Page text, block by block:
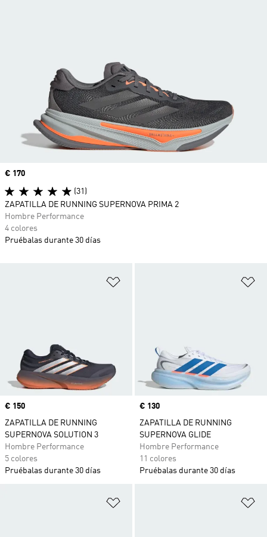
Precio
€ 150
ZAPATILLA DE RUNNING
SUPERNOVA SOLUTION 3
Hombre Performance
5 colores
Pruébalas durante 30 días
Precio
€ 130
ZAPATILLA DE RUNNING
SUPERNOVA GLIDE
Hombre Performance
11 colores
Pruébalas durante 30 días
Precio
€ 170
(31)
ZAPATILLA DE RUNNING SUPERNOVA PRIMA 2
Hombre Performance
4 colores
Pruébalas durante 30 días